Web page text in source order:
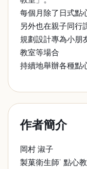
每個月除了日式點
另外也在親子同行
規劃設計專為小朋
教室等場合
持續地舉辦各種點
作者簡介
岡村 淑子
製菓衛生師˙ 點心